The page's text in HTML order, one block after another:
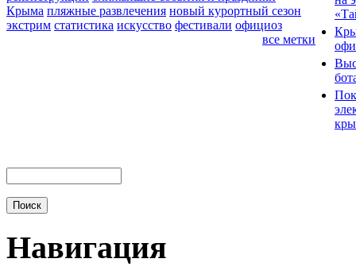
Крыма пляжные развлечения новый курортный сезон
экстрим статистика искусство фестивали официоз
все метки
Навигация